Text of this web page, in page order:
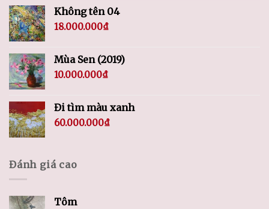
Không tên 04
18.000.000₫
Mùa Sen (2019)
10.000.000₫
Đi tìm màu xanh
60.000.000₫
Đánh giá cao
Tôm